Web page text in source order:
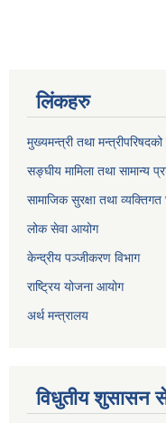
लिंकहरु
मुख्यमन्त्री तथा मन्त्रीपरिषदको
सङ्घीय मामिला तथा सामान्य
सामाजिक सुरक्षा तथा व्यक्तिगत
लोक सेवा आयोग
केन्द्रीय पञ्जीकरण विभाग
राष्ट्रिय योजना आयोग
अर्थ मन्त्रालय
विधुतीय शुसासन